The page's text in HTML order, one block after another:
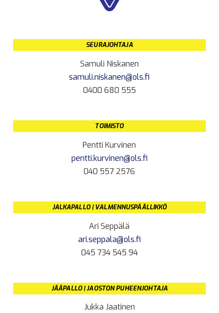
SEURAJOHTAJA
Samuli Niskanen
samuli.niskanen@ols.fi
0400 680 555
TOIMISTO
Pentti Kurvinen
pentti.kurvinen@ols.fi
040 557 2576
JALKAPALLO | VALMENNUSPÄÄLLIKKÖ
Ari Seppälä
ari.seppala@ols.fi
045 734 545 94
JÄÄPALLO | JAOSTON PUHEENJOHTAJA
Jukka Jaatinen